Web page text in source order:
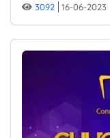
3092 16-06-2023